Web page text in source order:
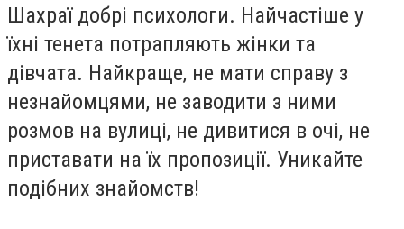
Шахраї добрі психологи. Найчастіше у
їхні тенета потрапляють жінки та
дівчата. Найкраще, не мати справу з
незнайомцями, не заводити з ними
розмов на вулиці, не дивитися в очі, не
приставати на їх пропозиції. Уникайте
подібних знайомств!